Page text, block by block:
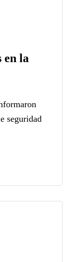
en la
seguridad